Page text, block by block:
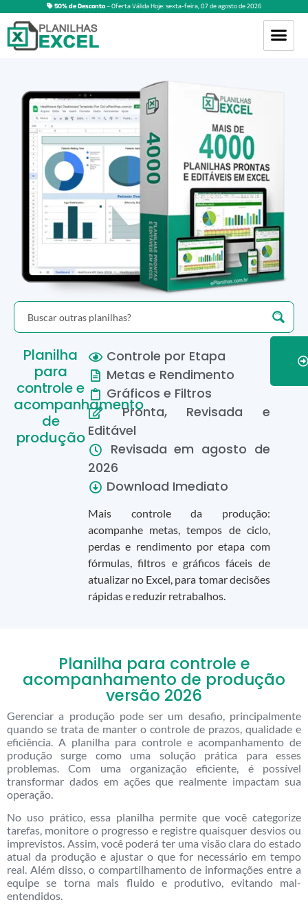
50% de Desconto– Oferta Válida Hoje:sexta-feira,07deagostode2026
Planilha
para
controle e
acompanhamento
de
produção
Controle por Etapa
Metas e Rendimento
Gráficos e Filtros
Pronta, Revisada e
Editável
Revisada em agosto de
2026
Download Imediato
Mais controle da produção:
acompanhe metas, tempos de ciclo,
perdas e rendimento por etapa com
fórmulas, filtros e gráficos fáceis de
atualizar no Excel, para tomar decisões
rápidas e reduzir retrabalhos.
Planilha para controle e
acompanhamento de produção
versão 2026
Gerenciar a produção pode ser um desafio, principalmente
quando se trata de manter o controle de prazos, qualidade e
eficiência. A planilha para controle e acompanhamento de
produção surge como uma solução prática para esses
problemas. Com uma organização eficiente, é possível
transformar dados em ações que realmente impactam sua
operação.
No uso prático, essa planilha permite que você categorize
tarefas, monitore o progresso e registre quaisquer desvios ou
imprevistos. Assim, você poderá ter uma visão clara do estado
atual da produção e ajustar o que for necessário em tempo
real. Além disso, o compartilhamento de informações entre a
equipe se torna mais fluido e produtivo, evitando mal-
entendidos.